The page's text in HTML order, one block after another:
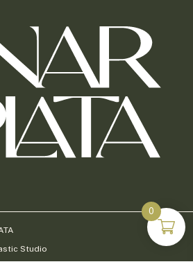
Studio
0